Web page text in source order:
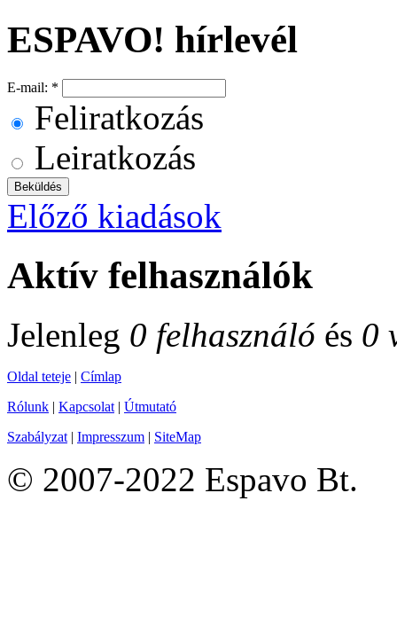
ESPAVO! hírlevél
E-mail: *
Feliratkozás
Leiratkozás
Előző kiadások
Aktív felhasználók
Jelenleg 0 felhasználó és 0
Oldal teteje | Címlap
Rólunk | Kapcsolat | Útmutató
Szabályzat | Impresszum | SiteMap
© 2007-2022 Espavo Bt.